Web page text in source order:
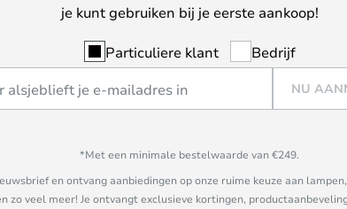
je kunt gebruiken bij je eerste aankoop!
Particuliere klant Bedrijf
NU
*Met een minimale bestelwaarde van €249.
en ontvang aanbiedingen op onze ruime keuze aan
zo veel meer! Je ontvangt exclusieve kortingen,